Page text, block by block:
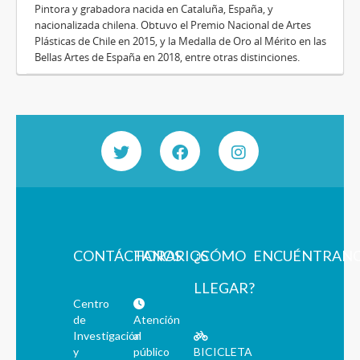
Pintora y grabadora nacida en Cataluña, España, y
nacionalizada chilena. Obtuvo el Premio Nacional de Artes
Plásticas de Chile en 2015, y la Medalla de Oro al Mérito en las
Bellas Artes de España en 2018, entre otras distinciones.
CONTÁCTANOS
Centro
de
Investigación
y
HORARIOS
Atención
al
público
¿CÓMO
LLEGAR?
BICICLETA